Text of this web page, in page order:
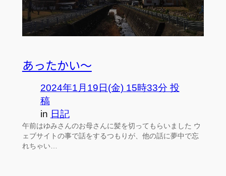
あったかい～
2024年1月19日(金) 15時33分 投
稿
in 日記
午前はゆみさんのお母さんに髪を切ってもらいました ウ
ェブサイトの事で話をするつもりが、他の話に夢中で忘
れちゃい…